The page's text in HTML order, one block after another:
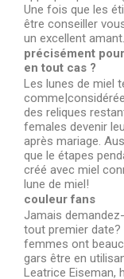
Une fois que les
être conseiller
un excellent amant.
précisément
en tout cas ?
Les lunes de miel
des reliques
females devenir
après mariage.
que le étapes
créé avec miel
lune de miel!
couleur fans
Jamais
tout premier date?
femmes ont
gars être en
Leatrice Eiseman,